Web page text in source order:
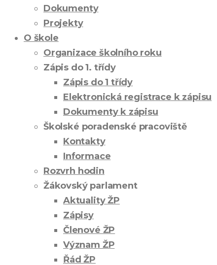
Dokumenty
Projekty
O škole
Organizace školního roku
Zápis do 1. třídy
Zápis do 1 třídy
Elektronická registrace k zápisu
Dokumenty k zápisu
Školské poradenské pracoviště
Kontakty
Informace
Rozvrh hodin
Žákovský parlament
Aktuality ŽP
Zápisy
Členové ŽP
Význam ŽP
Řád ŽP